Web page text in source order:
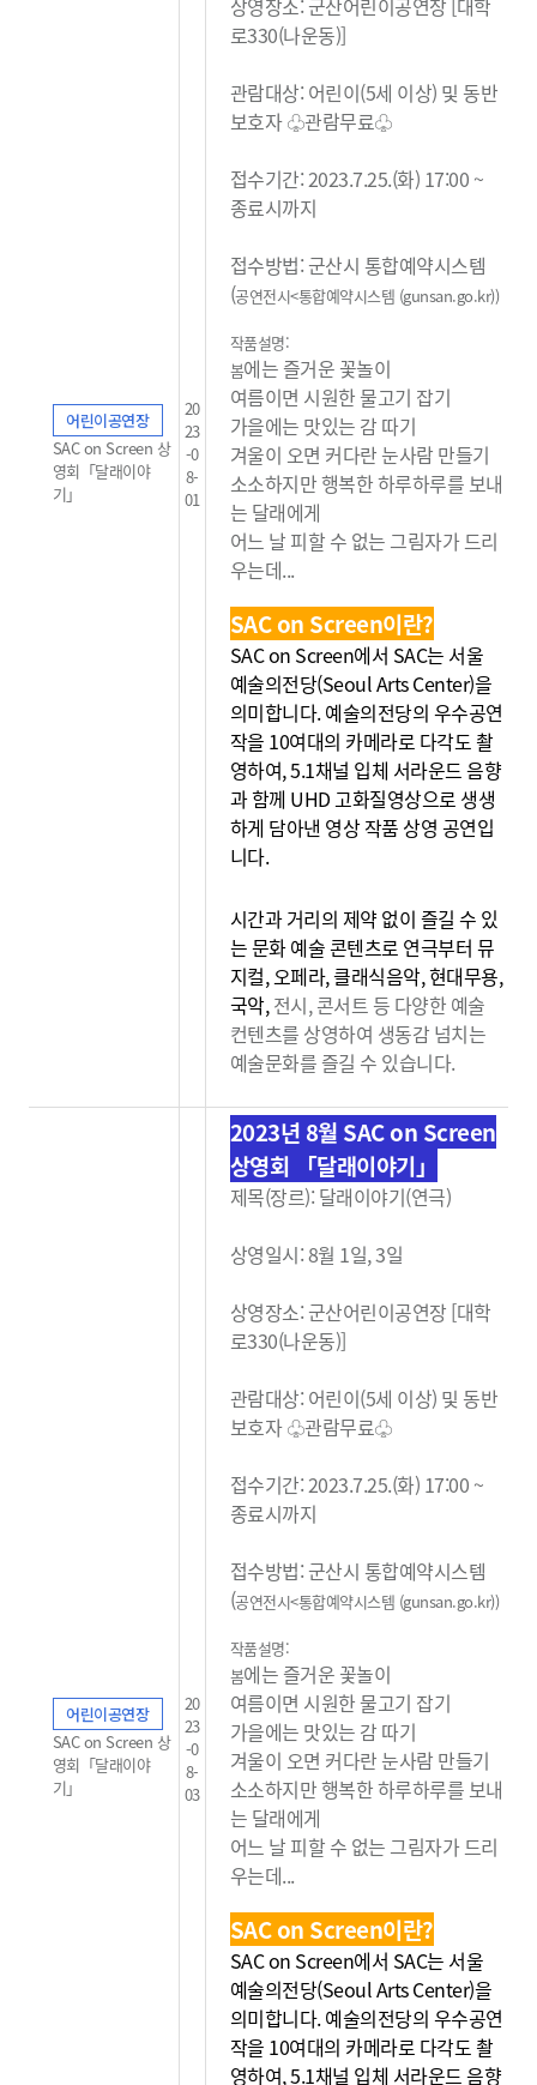
어린이공연장
SAC on Screen 상
영회「달래이야
기」
20
23
-0
8-
01
상영장소: 군산어린이공연장 [대학
로330(나운동)]
관람대상: 어린이(5세 이상) 및 동반
보호자 ♧관람무료♧
접수기간: 2023.7.25.(화) 17:00 ~
종료시까지
접수방법: 군산시 통합예약시스템
(공연전시<통합예약시스템 (gunsan.go.kr))
작품설명:
봄에는 즐거운 꽃놀이
여름이면 시원한 물고기 잡기
가을에는 맛있는 감 따기
겨울이 오면 커다란 눈사람 만들기
소소하지만 행복한 하루하루를 보내
는 달래에게
어느 날 피할 수 없는 그림자가 드리
우는데...
SAC on Screen이란?
SAC on Screen에서 SAC는 서울
예술의전당(Seoul Arts Center)을
의미합니다. 예술의전당의 우수공연
작을 10여대의 카메라로 다각도 촬
영하여, 5.1채널 입체 서라운드 음향
과 함께 UHD 고화질영상으로 생생
하게 담아낸 영상 작품 상영 공연입
니다.
시간과 거리의 제약 없이 즐길 수 있
는 문화 예술 콘텐츠로 연극부터 뮤
지컬, 오페라, 클래식음악, 현대무용,
국악,전시, 콘서트 등 다양한 예술
컨텐츠를 상영하여 생동감 넘치는
예술문화를 즐길 수 있습니다.
어린이공연장
SAC on Screen 상
영회「달래이야
기」
20
23
-0
8-
03
2023년 8월 SAC on Screen
상영회 「달래이야기」
제목(장르): 달래이야기(연극)
상영일시: 8월 1일, 3일
상영장소: 군산어린이공연장 [대학
로330(나운동)]
관람대상: 어린이(5세 이상) 및 동반
보호자 ♧관람무료♧
접수기간: 2023.7.25.(화) 17:00 ~
종료시까지
접수방법: 군산시 통합예약시스템
(공연전시<통합예약시스템 (gunsan.go.kr))
작품설명:
봄에는 즐거운 꽃놀이
여름이면 시원한 물고기 잡기
가을에는 맛있는 감 따기
겨울이 오면 커다란 눈사람 만들기
소소하지만 행복한 하루하루를 보내
는 달래에게
어느 날 피할 수 없는 그림자가 드리
우는데...
SAC on Screen이란?
SAC on Screen에서 SAC는 서울
예술의전당(Seoul Arts Center)을
의미합니다. 예술의전당의 우수공연
작을 10여대의 카메라로 다각도 촬
영하여, 5.1채널 입체 서라운드 음향